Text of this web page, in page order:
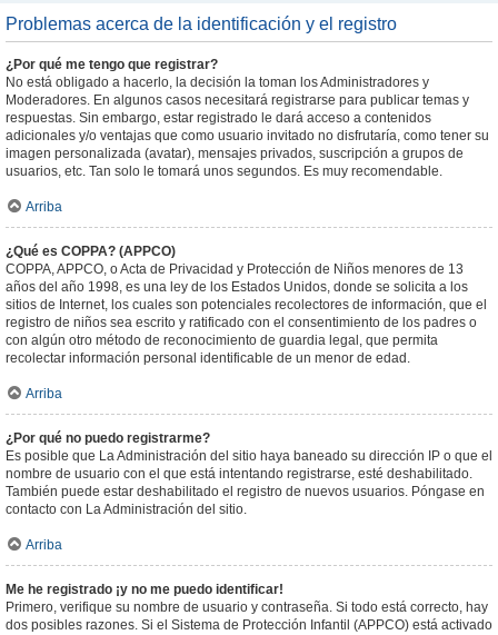
Problemas acerca de la identificación y el registro
¿Por qué me tengo que registrar?
No está obligado a hacerlo, la decisión la toman los Administradores y
Moderadores. En algunos casos necesitará registrarse para publicar temas y
respuestas. Sin embargo, estar registrado le dará acceso a contenidos
adicionales y/o ventajas que como usuario invitado no disfrutaría, como tener su
imagen personalizada (avatar), mensajes privados, suscripción a grupos de
usuarios, etc. Tan solo le tomará unos segundos. Es muy recomendable.
Arriba
¿Qué es COPPA? (APPCO)
COPPA, APPCO, o Acta de Privacidad y Protección de Niños menores de 13
años del año 1998, es una ley de los Estados Unidos, donde se solicita a los
sitios de Internet, los cuales son potenciales recolectores de información, que el
registro de niños sea escrito y ratificado con el consentimiento de los padres o
con algún otro método de reconocimiento de guardia legal, que permita
recolectar información personal identificable de un menor de edad.
Arriba
¿Por qué no puedo registrarme?
Es posible que La Administración del sitio haya baneado su dirección IP o que el
nombre de usuario con el que está intentando registrarse, esté deshabilitado.
También puede estar deshabilitado el registro de nuevos usuarios. Póngase en
contacto con La Administración del sitio.
Arriba
Me he registrado ¡y no me puedo identificar!
Primero, verifique su nombre de usuario y contraseña. Si todo está correcto, hay
dos posibles razones. Si el Sistema de Protección Infantil (APPCO) está activado